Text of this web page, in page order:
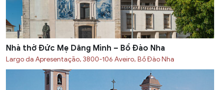
Nhà thờ Đức Mẹ Dâng Mình – Bồ Đào Nha
Largo da Apresentação, 3800-106 Aveiro, Bồ Đào Nha